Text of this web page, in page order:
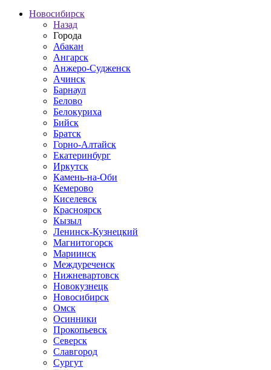
Новосибирск
Назад
Города
Абакан
Ангарск
Анжеро-Судженск
Ачинск
Барнаул
Белово
Белокуриха
Бийск
Братск
Горно-Алтайск
Екатеринбург
Иркутск
Камень-на-Оби
Кемерово
Киселевск
Красноярск
Кызыл
Ленинск-Кузнецкий
Магнитогорск
Мариинск
Междуреченск
Нижневартовск
Новокузнецк
Новосибирск
Омск
Осинники
Прокопьевск
Северск
Славгород
Сургут